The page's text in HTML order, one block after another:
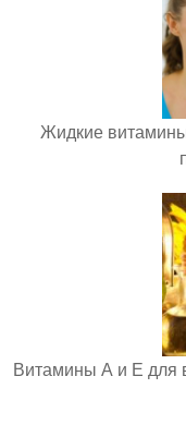
Жидкие
Витамины А и Е для